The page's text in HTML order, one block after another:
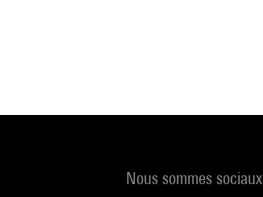
Nous sommes sociaux